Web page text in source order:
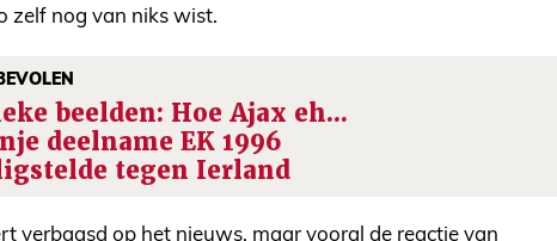
zelf nog van niks wist.
beelden: Hoe Ajax eh...
deelname EK 1996
tegen Ierland
verbaasd op het nieuws, maar vooral de reactie van